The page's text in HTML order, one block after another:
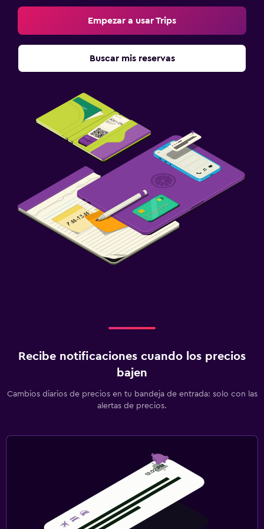
Empezar a usar Trips
Buscar mis reservas
Recibe notificaciones cuando los precios
bajen
Cambios diarios de precios en tu bandeja de entrada: solo con las
alertas de precios.